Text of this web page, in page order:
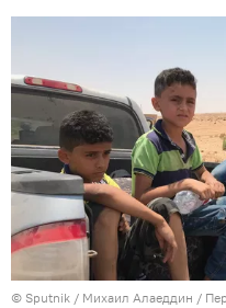
© Sputnik / Михаил Алаеддин /